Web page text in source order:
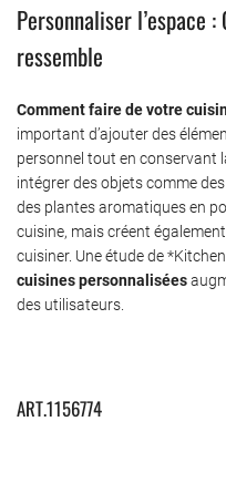
Personnaliser l’espace
ressemble
Comment faire de votre
important d’ajouter des
personnel tout en conservant
intégrer des objets comme
des plantes aromatiques en
cuisine, mais créent
cuisiner. Une étude de
cuisines personnalisées
des utilisateurs.
ART.1156774